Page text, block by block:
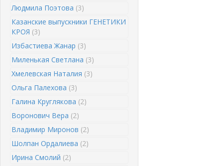
Людмила Поэтова (3)
Казанские выпускники ГЕНЕТИКИ
КРОЯ (3)
Избастиева Жанар (3)
Миленькая Светлана (3)
Хмелевская Наталия (3)
Ольга Палехова (3)
Галина Круглякова (2)
Воронович Вера (2)
Владимир Миронов (2)
Шолпан Ордалиева (2)
Ирина Смолий (2)